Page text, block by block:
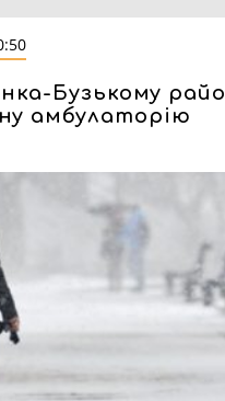
Бузькому
амбулаторію